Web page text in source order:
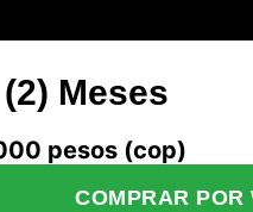
Meses
pesos (cop)
COMPRAR POR